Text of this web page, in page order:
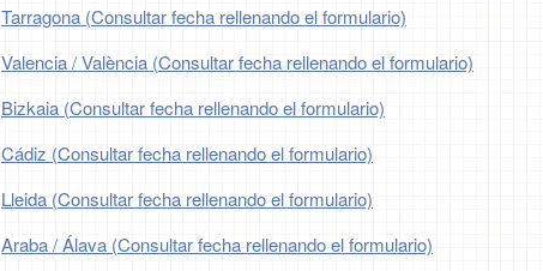
Tarragona (Consultar fecha rellenando el formulario)
Valencia / València (Consultar fecha rellenando el formulario)
Bizkaia (Consultar fecha rellenando el formulario)
Cádiz (Consultar fecha rellenando el formulario)
Lleida (Consultar fecha rellenando el formulario)
Araba / Álava (Consultar fecha rellenando el formulario)